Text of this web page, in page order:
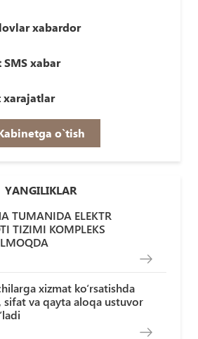
xabardor
xabar
xarajatlar
o`tish
YANGILIKLAR
TUMANIDA ELEKTR
TIZIMI KOMPLEKS
xizmat ko‘rsatishda
va qayta aloqa ustuvor